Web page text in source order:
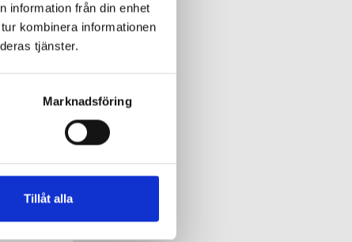
information från din enhet
kombinera informationen
tjänster.
Marknadsföring
Tillåt alla
av